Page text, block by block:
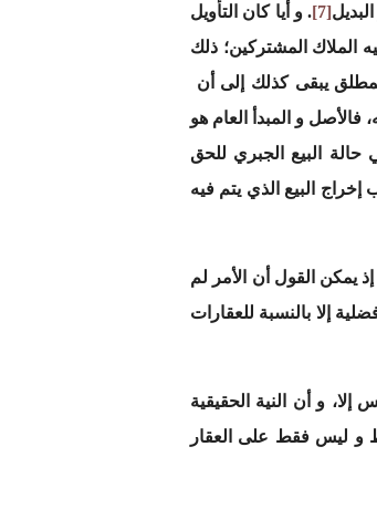
[7]
. و أيا كان التأويل
الملاك المشتركين؛ ذلك
يبقى كذلك إلى أن
لا يتوسع فيه، فالأصل و المبدأ العام هو
حق الشفعة في حالة البيع الجبري للحق
البيع الذي يتم فيه
يمكن القول أن الأمر لم
الأفضلية إلا بالنسبة للعقارات
و أن النية الحقيقية
18.00 حتى على العقار غير المحفظ و ليس فقط على العقار